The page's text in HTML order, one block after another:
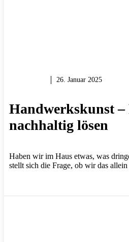
26. Januar 2025
Handwerkskunst –
nachhaltig lösen
Haben wir im Haus etwas, was
stellt sich die Frage, ob wir das